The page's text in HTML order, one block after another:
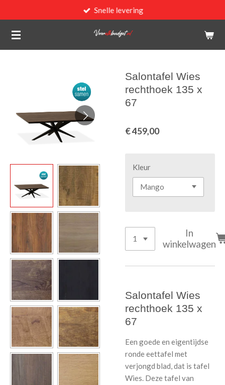
direct
naar
Snelle levering
Salontafel Wies
rechthoek 135 x
67
€ 459,00
Kleur
In
winkelwagen
Salontafel Wies
rechthoek 135 x
67
Een goede en eigentijdse
ronde eettafel met
verjongd blad, dat is tafel
Wies. Deze tafel van